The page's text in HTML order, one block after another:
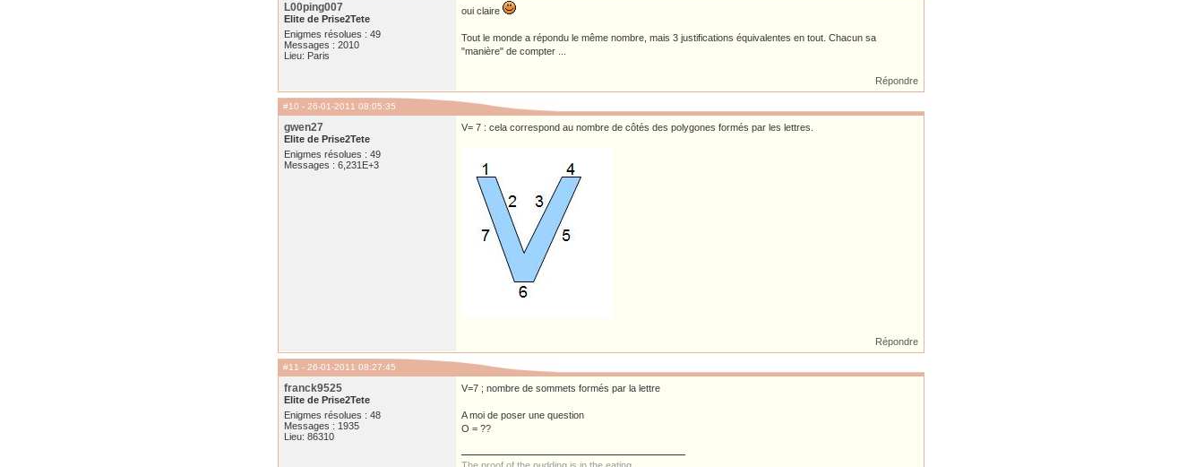
L00ping007
Elite de Prise2Tete
Enigmes résolues : 49
Messages : 2010
Lieu: Paris
oui claire
Tout le monde a répondu le même nombre, mais 3 justifications équivalentes en tout. Chacun sa
"manière" de compter ...
Répondre
#10 - 26-01-2011 08:05:35
gwen27
Elite de Prise2Tete
Enigmes résolues : 49
Messages : 6,231E+3
V= 7 : cela correspond au nombre de côtés des polygones formés par les lettres.
Répondre
#11 - 26-01-2011 08:27:45
franck9525
Elite de Prise2Tete
Enigmes résolues : 48
Messages : 1935
Lieu: 86310
V=7 ; nombre de sommets formés par la lettre
A moi de poser une question
O = ??